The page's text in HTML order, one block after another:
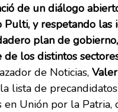
de un diálogo
Pulti, y respetando las
plan de
los distintos
de Noticias,
lista de
en Unión por la